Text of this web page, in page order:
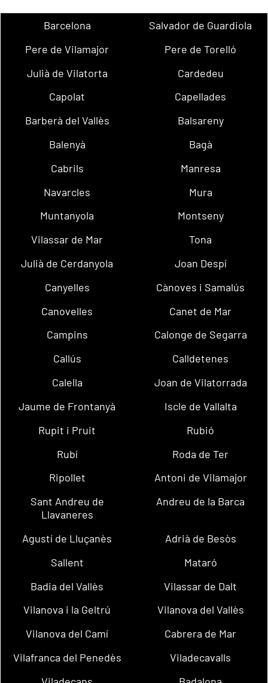
Barcelona
Salvador de Guardiola
Pere de Vilamajor
Pere de Torelló
Julià de Vilatorta
Cardedeu
Capolat
Capellades
Barberà del Vallès
Balsareny
Balenyà
Bagà
Cabrils
Manresa
Navarcles
Mura
Muntanyola
Montseny
Vilassar de Mar
Tona
Julià de Cerdanyola
Joan Despí
Canyelles
Cànoves i Samalús
Canovelles
Canet de Mar
Campins
Calonge de Segarra
Callús
Calldetenes
Calella
Joan de Vilatorrada
Jaume de Frontanyà
Iscle de Vallalta
Rupit i Pruit
Rubió
Rubí
Roda de Ter
Ripollet
Antoni de Vilamajor
Sant Andreu de
Llavaneres
Andreu de la Barca
Agustí de Lluçanès
Adrià de Besòs
Sallent
Mataró
Badia del Vallès
Vilassar de Dalt
Vilanova i la Geltrú
Vilanova del Vallès
Vilanova del Camí
Cabrera de Mar
Vilafranca del Penedès
Viladecavalls